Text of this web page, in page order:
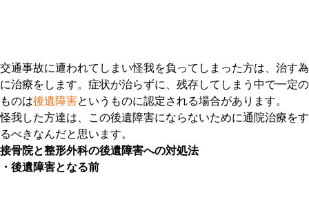
交通事故に遭われてしまい怪我を負ってしまった方は、治す為
に治療をします。症状が治らずに、残存してしまう中で一定の
ものは後遺障害というものに認定される場合があります。
怪我した方達は、この後遺障害にならないために通院治療をす
るべきなんだと思います。
接骨院と整形外科の後遺障害への対処法
・後遺障害となる前